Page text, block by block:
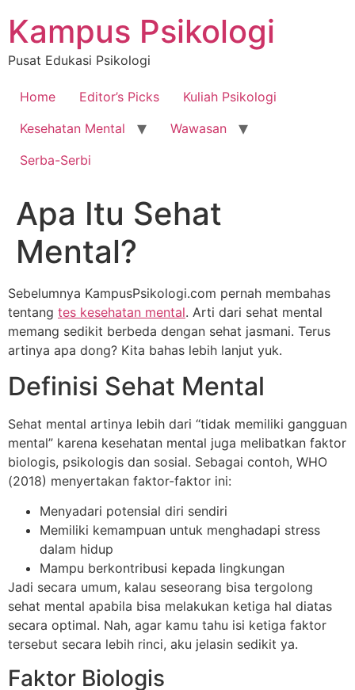
content
Kampus Psikologi
Pusat Edukasi Psikologi
Home Editor’s Picks
Kuliah Psikologi
Kesehatan Mental
Wawasan
Serba-Serbi
Apa Itu Sehat
Mental?
Sebelumnya KampusPsikologi.com pernah membahas
tentang tes kesehatan mental. Arti dari sehat mental
memang sedikit berbeda dengan sehat jasmani. Terus
artinya apa dong? Kita bahas lebih lanjut yuk.
Definisi Sehat Mental
Sehat mental artinya lebih dari “tidak memiliki gangguan
mental” karena kesehatan mental juga melibatkan faktor
biologis, psikologis dan sosial. Sebagai contoh, WHO
(2018) menyertakan faktor-faktor ini:
Menyadari potensial diri sendiri
Memiliki kemampuan untuk menghadapi stress
dalam hidup
Mampu berkontribusi kepada lingkungan
Jadi secara umum, kalau seseorang bisa tergolong
sehat mental apabila bisa melakukan ketiga hal diatas
secara optimal. Nah, agar kamu tahu isi ketiga faktor
tersebut secara lebih rinci, aku jelasin sedikit ya.
Faktor Biologis